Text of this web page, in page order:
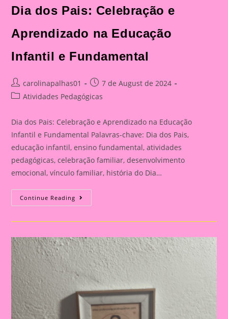
Dia dos Pais: Celebração e
Aprendizado na Educação
Infantil e Fundamental
Post
author:
carolinapalhas01
Post
published:
7 de August de 2024
PostAtividades Pedagógicas
Dia dos Pais: Celebração e Aprendizado na Educação
Infantil e Fundamental Palavras-chave: Dia dos Pais,
educação infantil, ensino fundamental, atividades
pedagógicas, celebração familiar, desenvolvimento
emocional, vínculo familiar, história do Dia…
Continue Reading Atividade
Para
Dia
Dia
Dos
Pais:
Celebração
E
Aprendizado
Na
Educação
Infantil
E
Fundamental